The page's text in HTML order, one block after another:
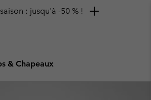
: jusqu'à -50 % !
& Chapeaux